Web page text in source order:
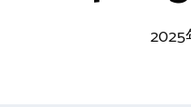
2025